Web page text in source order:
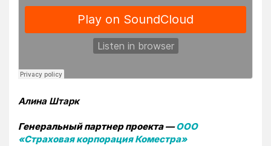
Алина Штарк
Генеральный партнер проекта —ООО
«Страховая корпорация Коместра»